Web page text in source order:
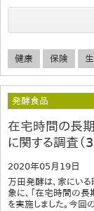
健康 保険
発酵食品
在宅時間の長
に関する調査
2020年05月19日
万田発酵は、家にい
象に、「在宅時間の
を実施しました。今回